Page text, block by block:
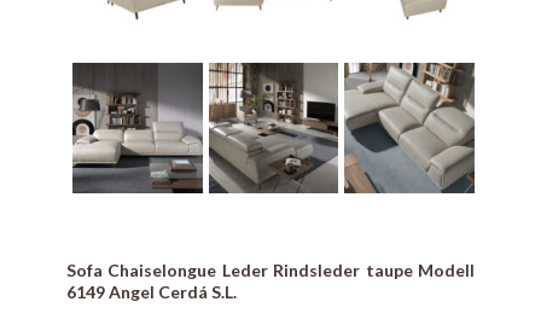
Sofa Chaiselongue Leder Rindsleder taupe Modell
6149 Angel Cerdá S.L.